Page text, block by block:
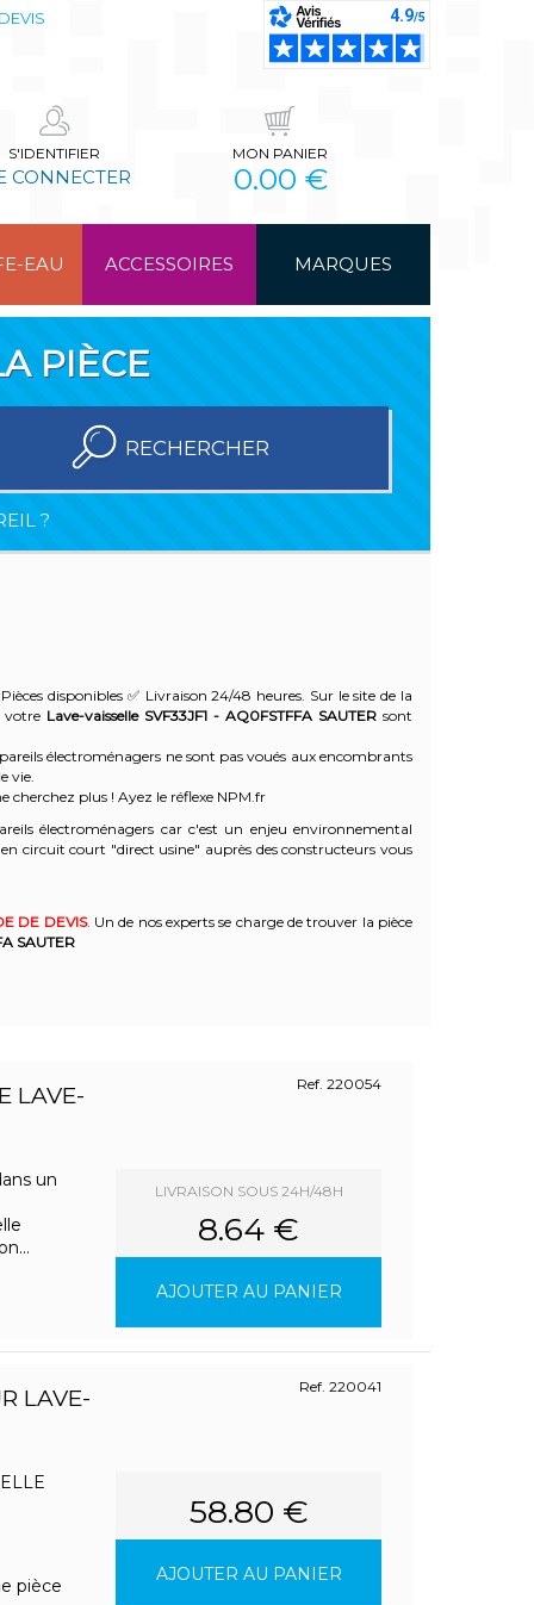
S'IDENTIFIER
CONNECTER
MON PANIER
0.00 €
EAU ACCESSOIRES MARQUES
PIÈCE
RECHERCHER
?
Pièces disponibles ✅ Livraison 24/48 heures. Sur le site de la
votre Lave-vaisselle SVF33JF1 - AQ0FSTFFA SAUTERsont
électroménagers ne sont pas voués aux encombrants
vie.
cherchez plus ! Ayez le réflexe NPM.fr
électroménagers car c'est un enjeu environnemental
circuit court "direct usine" auprès des constructeurs vous
DE DEVIS. Un de nos experts se charge de trouver la pièce
SAUTER
LAVE-
Ref. 220054
un
LIVRAISON SOUS 24H/48H
8.64 €
AJOUTER AU PANIER
LAVE-
Ref. 220041
pièce
58.80 €
AJOUTER AU PANIER